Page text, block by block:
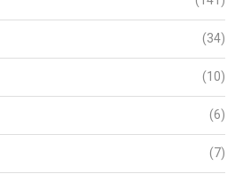
(34)
(10)
(6)
(7)